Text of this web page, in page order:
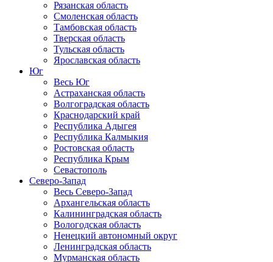
Рязанская область
Смоленская область
Тамбовская область
Тверская область
Тульская область
Ярославская область
Юг
Весь Юг
Астраханская область
Волгоградская область
Краснодарский край
Республика Адыгея
Республика Калмыкия
Ростовская область
Республика Крым
Севастополь
Северо-Запад
Весь Северо-Запад
Архангельская область
Калининградская область
Вологодская область
Ненецкий автономный округ
Ленинградская область
Мурманская область